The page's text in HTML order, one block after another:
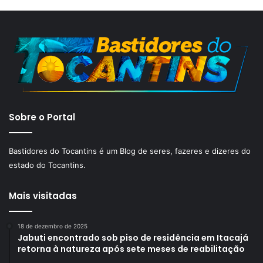
Sobre o Portal
Bastidores do Tocantins é um Blog de seres, fazeres e dizeres do
estado do Tocantins.
Mais visitadas
18 de dezembro de 2025
Jabuti encontrado sob piso de residência em Itacajá
retorna à natureza após sete meses de reabilitação